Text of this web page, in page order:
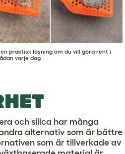
praktisk lösning om du vill göra rent i
varje dag
och silica har många
alternativ som är bättre
som är tillverkade av